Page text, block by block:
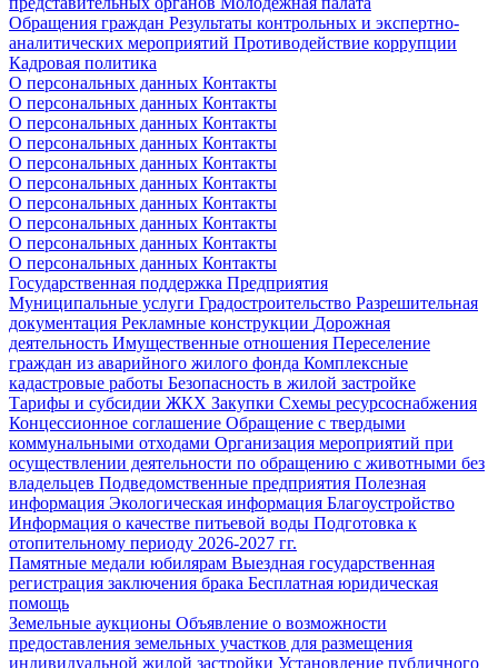
Обращения граждан Результаты контрольных и экспертно-
аналитических мероприятий Противодействие коррупции
Кадровая политика
О персональных данных Контакты
О персональных данных Контакты
О персональных данных Контакты
О персональных данных Контакты
О персональных данных Контакты
О персональных данных Контакты
О персональных данных Контакты
О персональных данных Контакты
О персональных данных Контакты
О персональных данных Контакты
Государственная поддержка Предприятия
Муниципальные услуги Градостроительство Разрешительная
документация Рекламные конструкции Дорожная
деятельность Имущественные отношения Переселение
граждан из аварийного жилого фонда Комплексные
кадастровые работы Безопасность в жилой застройке
Тарифы и субсидии ЖКХ Закупки Схемы ресурсоснабжения
Концессионное соглашение Обращение с твердыми
коммунальными отходами Организация мероприятий при
осуществлении деятельности по обращению с животными без
владельцев Подведомственные предприятия Полезная
информация Экологическая информация Благоустройство
Информация о качестве питьевой воды Подготовка к
отопительному периоду 2026-2027 гг.
Памятные медали юбилярам Выездная государственная
регистрация заключения брака Бесплатная юридическая
помощь
Земельные аукционы Объявление о возможности
предоставления земельных участков для размещения
индивидуальной жилой застройки Установление публичного